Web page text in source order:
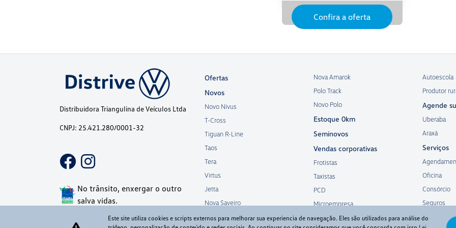
Confira a oferta
Distribuidora Triangulina de Veículos Ltda
CNPJ: 25.421.280/0001-32
No trânsito, enxergar o outro
salva vidas.
Ofertas
Novos
Novo Nivus
T-Cross
Tiguan R-Line
Taos
Tera
Virtus
Jetta
Nova Saveiro
Nova Amarok
Polo Track
Novo Polo
Estoque 0km
Seminovos
Vendas corporativas
Frotistas
Taxistas
PCD
Microempresa
Autoescola
Produtor
Agende
Uberaba
Araxá
Serviços
Oficina
Consórcio
Seguros
Este site utiliza cookies e scripts externos para melhorar sua experiencia de navegação. Eles são utilizados para análise do